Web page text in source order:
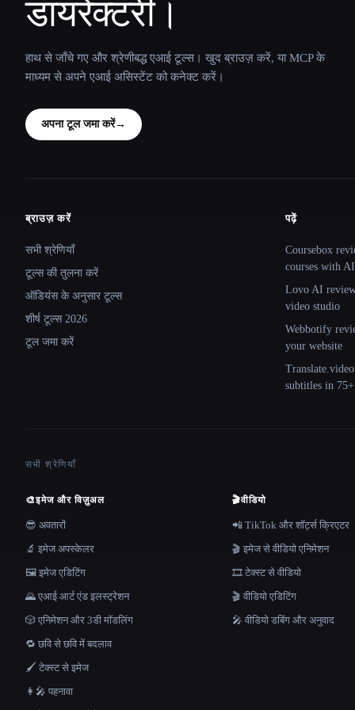
डायरेक्टरी।
हाथ से जाँचे गए और श्रेणीबद्ध एआई टूल्स। खुद ब्राउज़ करें, या MCP के
माध्यम से अपने एआई असिस्टेंट को कनेक्ट करें।
अपना टूल जमा करें→
Site navigation
ब्राउज़ करें
सभी श्रेणियाँ
टूल्स की तुलना करें
ऑडियंस के अनुसार टूल्स
शीर्ष टूल्स 2026
टूल जमा करें
पढ़ें
Coursebox
courses with AI
Lovo AI
video studio
Webbotify
your website
subtitles in 75+
सभी श्रेणियाँ
🎨इमेज और विज़ुअल
😎 अवतारों
🔬 इमेज अपस्केलर
🖼️ इमेज एडिटिंग
🌄 एआई आर्ट एंड इलस्ट्रेशन
🎲 एनिमेशन और 3डी मॉडलिंग
🔁 छवि से छवि में बदलाव
🖌️ टेक्स्ट से इमेज
👩‍🎤 पहनावा
🎬वीडियो
📲 TikTok और शॉर्ट्स क्रिएटर
🎬 इमेज से वीडियो एनिमेशन
🎞️ टेक्स्ट से वीडियो
🎬 वीडियो एडिटिंग
🎤 वीडियो डबिंग और अनुवाद